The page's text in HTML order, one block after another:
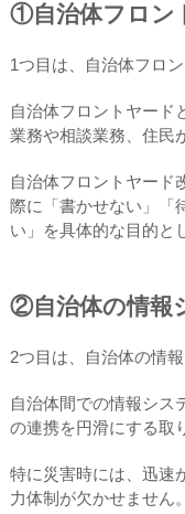
①自治体フロン
1つ目は、自治体フロ
自治体フロントヤード
業務や相談業務、住民
自治体フロントヤード
際に「書かせない」「
い」を具体的な目的と
②自治体の情報
2つ目は、自治体の情
自治体間での情報シス
の連携を円滑にする取
特に災害時には、迅速
力体制が欠かせません。